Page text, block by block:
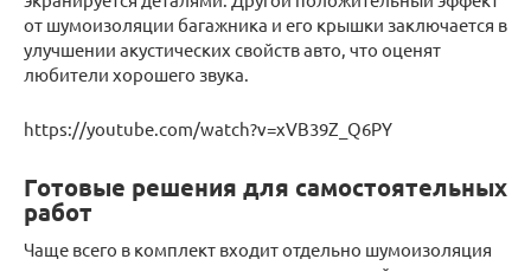
от шумоизоляции багажника и его крышки заключается в
улучшении акустических свойств авто, что оценят
любители хорошего звука.
https://youtube.com/watch?v=xVB39Z_Q6PY
Готовые решения для самостоятельных
работ
Чаще всего в комплект входит отдельно шумоизоляция